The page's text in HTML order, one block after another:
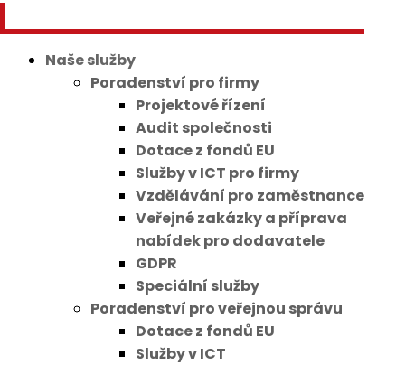
Naše služby
Poradenství pro firmy
Projektové řízení
Audit společnosti
Dotace z fondů EU
Služby v ICT pro firmy
Vzdělávání pro zaměstnance
Veřejné zakázky a příprava
nabídek pro dodavatele
GDPR
Speciální služby
Poradenství pro veřejnou správu
Dotace z fondů EU
Služby v ICT